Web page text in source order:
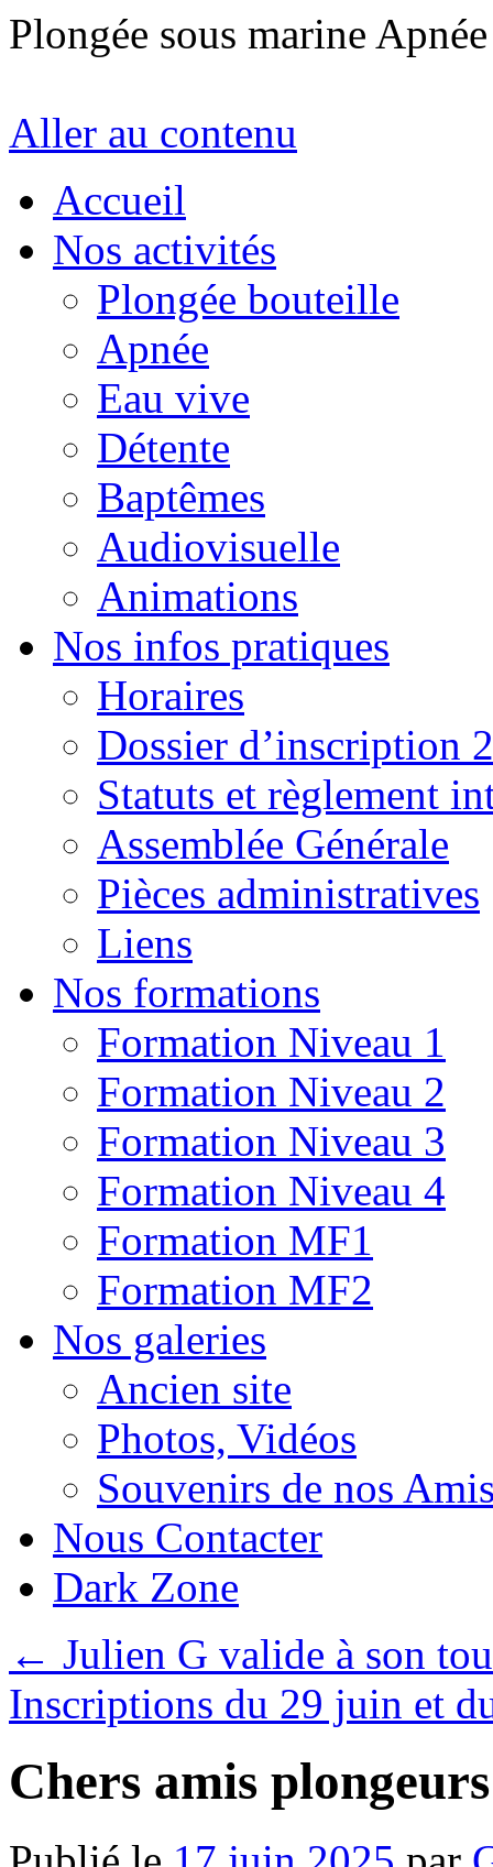
Plongée sous marine
Aller au contenu
Accueil
Nos activités
Plongée bouteille
Apnée
Eau vive
Détente
Baptêmes
Audiovisuelle
Animations
Nos infos pratiques
Horaires
Dossier d’inscription
Statuts et règlement
Assemblée Générale
Pièces administratives
Liens
Nos formations
Formation Niveau 1
Formation Niveau 2
Formation Niveau 3
Formation Niveau 4
Formation MF1
Formation MF2
Nos galeries
Ancien site
Photos, Vidéos
Souvenirs de nos
Nous Contacter
Dark Zone
← Julien G valide à son
Inscriptions du 29 juin et
Chers amis